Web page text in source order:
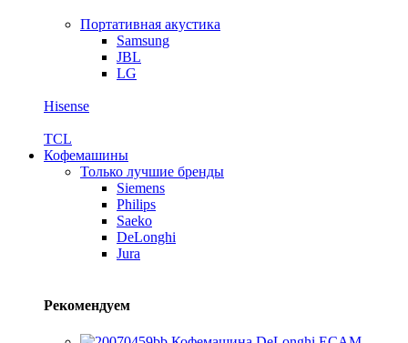
Портативная акустика
Samsung
JBL
LG
Hisense
TCL
Кофемашины
Только лучшие бренды
Siemens
Philips
Saeko
DeLonghi
Jura
Рекомендуем